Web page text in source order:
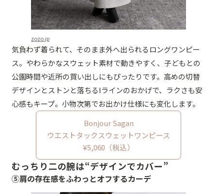
zozo.jp
気負わず着られて、そのまま外へ出られるロングワンピー
ス。やわらかなスウェット素材で動きやすく、子どもとの
公園時間や近所の買い出しにもぴったりです。高めの切替
デザインとストンと落ちるIラインのおかげで、ラクさも安
心感もキープ。小物次第でお出かけ仕様にも変化します。
Bonjour Sagan
ウエストタックスウェットワンピース
¥5,060（税込）
むっちり二の腕は“デザインでカバー”
⑤肩の存在感をふわっとオフするカーデ